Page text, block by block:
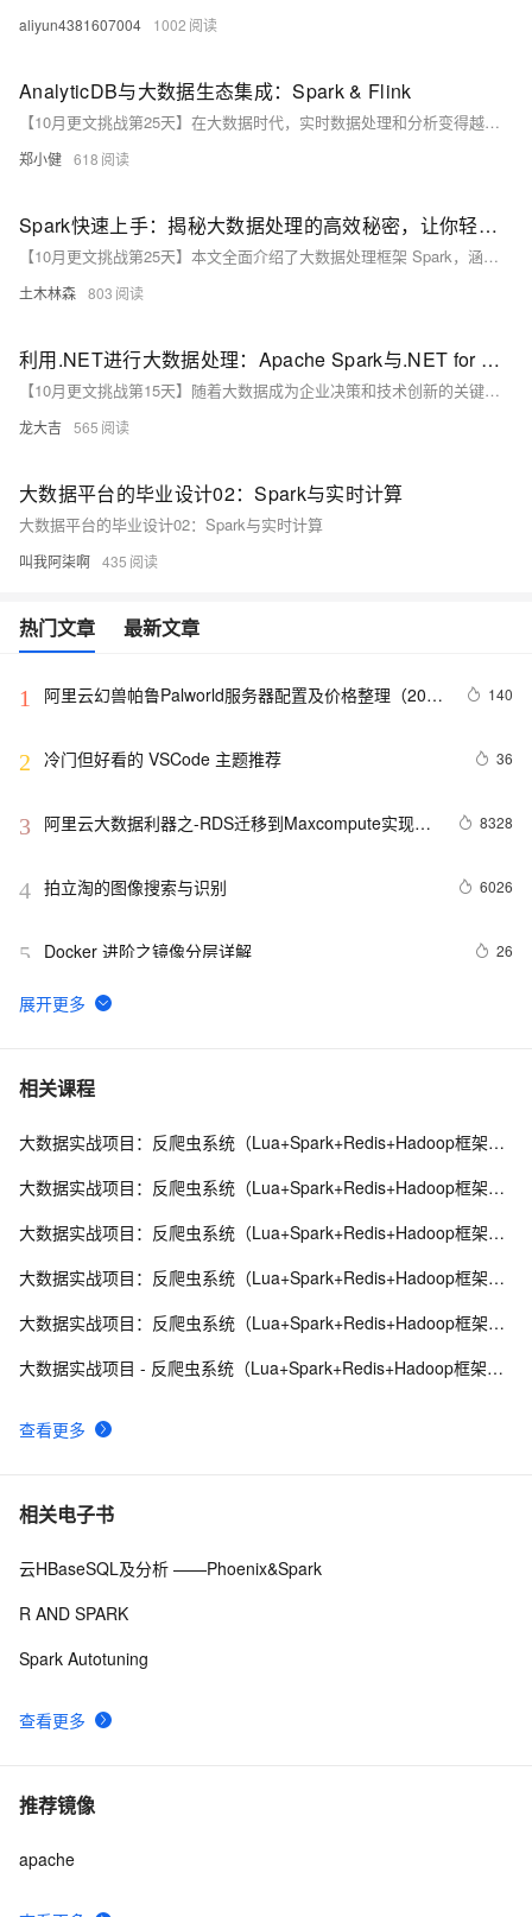
aliyun4381607004 1002
AnalyticDB与大数据生态集成：Spark & Flink
【10月更文挑战第25天】在大数据时代，实时数据处理和分析变得越来越重要。AnalyticDB（ADB）是阿里云推出的一款完全托管的实时数据仓库服务，支持PB级数据的实时分析。为了充分发挥AnalyticDB的潜力，将其与大数据处理工具如Apache Spark和Apache Flink集成是非常必要的。本文将从我个人的角度出发，分享如何将AnalyticDB与Spark和Flink集成，构建端到端的大数据处理流水线，实现数据的实时分析和处理。
郑小健 618
Spark快速上手：揭秘大数据处理的高效秘密，让你轻松应对海量数据
【10月更文挑战第25天】本文全面介绍了大数据处理框架 Spark，涵盖其基本概念、安装配置、编程模型及实际应用。Spark 是一个高效的分布式计算平台，支持批处理、实时流处理、SQL 查询和机器学习等任务。通过详细的技术综述和示例代码，帮助读者快速掌握 Spark 的核心技能。
土木林森 803
利用.NET进行大数据处理：Apache Spark与.NET for Apache Spark
【10月更文挑战第15天】随着大数据成为企业决策和技术创新的关键驱动力，Apache Spark作为高效的大数据处理引擎，广受青睐。然而，.NET开发者面临使用Spark的门槛。本文介绍.NET for Apache Spark，展示如何通过C#和F#等.NET语言，结合Spark的强大功能进行大数据处理，简化开发流程并提升效率。示例代码演示了读取CSV文件及统计分析的基本操作，突显了.NET for Apache Spark的易用性和强大功能。
龙大吉 565
大数据平台的毕业设计02：Spark与实时计算
大数据平台的毕业设计02：Spark与实时计算
叫我阿柒啊 435
热门文章 最新文章
1
阿里云幻兽帕鲁Palworld服务器配置及价格整理（2024
140
2 冷门但好看的 VSCode 主题推荐 36
3
阿里云大数据利器之-RDS迁移到Maxcompute实现动
8328
4 拍立淘的图像搜索与识别 6026
5 Docker 进阶之镜像分层详解 26
6 GET 请求和 POST 请求的安全性有何区别？
7 hdu 3015 Disharmony Trees
8 perl--CGI编程之Apache服务器安装配置 437
10结构struct(值类型)在实际应用要注意的二点:
相关课程
查看更多
大数据实战项目：反爬虫系统（Lua+Spark+Redis+Hadoop框架搭建）第一阶段
大数据实战项目：反爬虫系统（Lua+Spark+Redis+Hadoop框架搭建）第二阶段
大数据实战项目：反爬虫系统（Lua+Spark+Redis+Hadoop框架搭建）第三阶段
大数据实战项目：反爬虫系统（Lua+Spark+Redis+Hadoop框架搭建）第四阶段
大数据实战项目：反爬虫系统（Lua+Spark+Redis+Hadoop框架搭建）第五阶段
大数据实战项目 - 反爬虫系统（Lua+Spark+Redis+Hadoop框架搭建）第六阶段
相关电子书
查看更多
云HBaseSQL及分析 ——Phoenix&Spark
R AND SPARK
Spark Autotuning
推荐镜像
apache